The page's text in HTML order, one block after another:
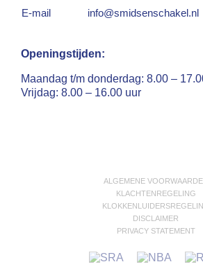
E-mail
info@smidsenschakel.nl
Openingstijden:
Maandag t/m donderdag: 8.00 –
Vrijdag: 8.00 – 16.00 uur
ALGEMENE
KLACHTENREGELING
DISCLAIMER
PRIVACY STATEMENT